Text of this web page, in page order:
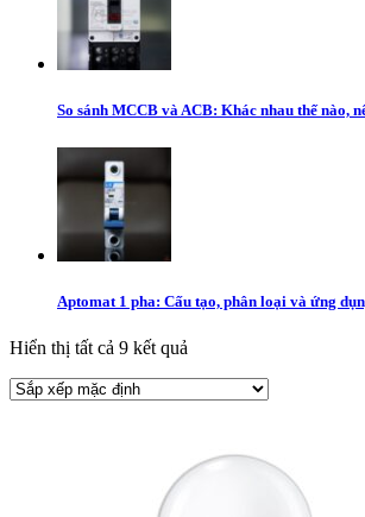
So sánh MCCB và ACB: Khác nhau thế nào,
Aptomat 1 pha: Cấu tạo, phân loại và ứng
Hiển thị tất cả 9 kết quả